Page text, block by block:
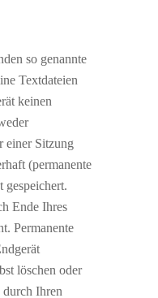
so genannte
Textdateien
keinen
einer Sitzung
(permanente
gespeichert.
Ende Ihres
Permanente
löschen oder
durch Ihren